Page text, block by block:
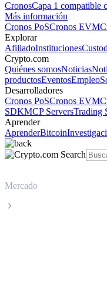
CronosCapa 1 compatible
Más información
Cronos PoSCronos EVM
Explorar
AfiliadoInstituciones
Crypto.com
Quiénes somosNoticias
productosEventosEmpleo
Desarrolladores
Cronos PoSCronos EVM
SDKMCP ServersTrading
Aprender
AprenderBitcoin
Mercado